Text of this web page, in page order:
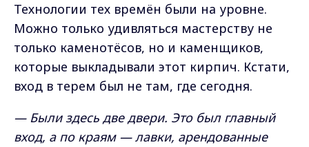
Технологии тех времён были на уровне.
Можно только удивляться мастерству не
только каменотёсов, но и каменщиков,
которые выкладывали этот кирпич. Кстати,
вход в терем был не там, где сегодня.
— Были здесь две двери. Это был главный
вход, а по краям — лавки, арендованные